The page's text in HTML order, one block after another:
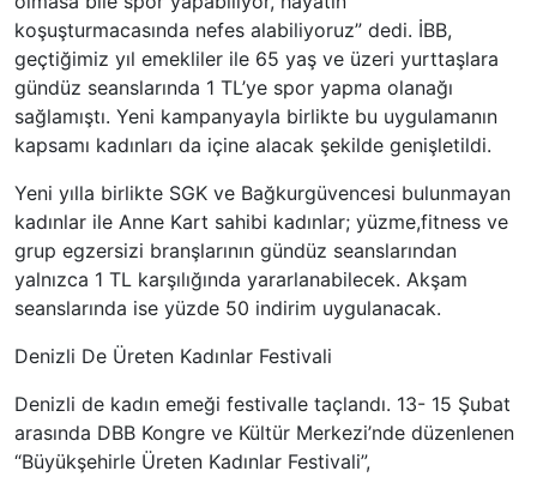
koşuşturmacasında nefes alabiliyoruz” dedi. İBB,
geçtiğimiz yıl emekliler ile 65 yaş ve üzeri yurttaşlara
gündüz seanslarında 1 TL’ye spor yapma olanağı
sağlamıştı. Yeni kampanyayla birlikte bu uygulamanın
kapsamı kadınları da içine alacak şekilde genişletildi.
Yeni yılla birlikte SGK ve Bağkurgüvencesi bulunmayan
kadınlar ile Anne Kart sahibi kadınlar; yüzme,fitness ve
grup egzersizi branşlarının gündüz seanslarından
yalnızca 1 TL karşılığında yararlanabilecek. Akşam
seanslarında ise yüzde 50 indirim uygulanacak.
Denizli De Üreten Kadınlar Festivali
Denizli de kadın emeği festivalle taçlandı. 13- 15 Şubat
arasında DBB Kongre ve Kültür Merkezi’nde düzenlenen
“Büyükşehirle Üreten Kadınlar Festivali”,